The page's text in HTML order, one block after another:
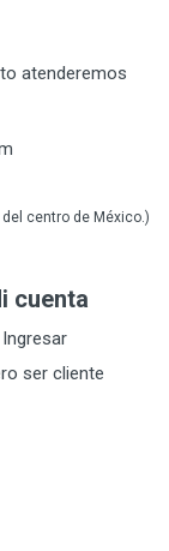
77
atenderemos
del centro de México.)
cuenta
Ingresar
ser cliente